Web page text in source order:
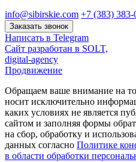
info@sibirskie.com +7 (383) 383-
Заказать звонок
Написать в Telegram
Сайт разработан в SOLT,
digital-agency
Продвижение
Обращаем ваше внимание на
носит исключительно
каких условиях не является
сайтом и заполняя формы
на сбор, обработку и
данных согласно Политике
в области обработки